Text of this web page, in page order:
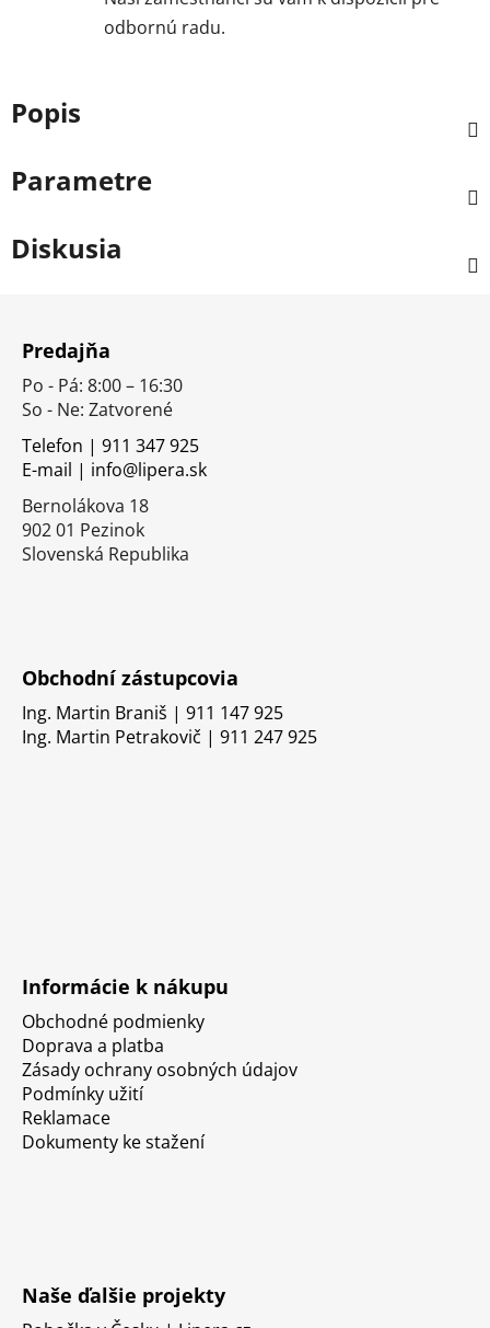
odbornú radu.
Popis
Parametre
Diskusia
Predajňa
Po - Pá: 8:00 – 16:30
So - Ne: Zatvorené
Telefon | 911 347 925
E-mail | info@lipera.sk
Bernolákova 18
902 01 Pezinok
Slovenská Republika
Obchodní zástupcovia
Ing. Martin Braniš | 911 147 925
Ing. Martin Petrakovič | 911 247 925
Informácie k nákupu
Obchodné podmienky
Doprava a platba
Zásady ochrany osobných údajov
Podmínky užití
Reklamace
Dokumenty ke stažení
Naše ďalšie projekty